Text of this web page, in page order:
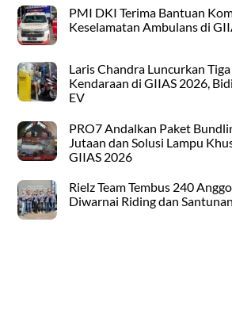
PMI DKI Terima Bantuan
Keselamatan Ambulans di
Laris Chandra Luncurkan
Kendaraan di GIIAS 2026,
EV
PRO7 Andalkan Paket
Jutaan dan Solusi Lampu
GIIAS 2026
Rielz Team Tembus 240
Diwarnai Riding dan